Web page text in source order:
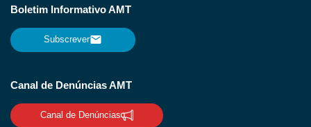
Boletim Informativo AMT
Subscrever
Canal de Denúncias AMT
Canal de Denúncias